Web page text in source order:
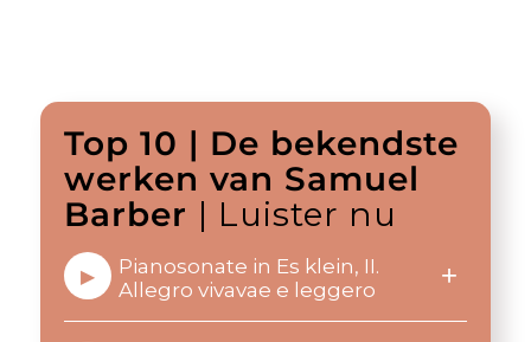
Top 10 | De bekendste
werken van Samuel
Barber | Luister nu
▶
Pianosonate in Es klein, II.
Allegro vivavae e leggero
+